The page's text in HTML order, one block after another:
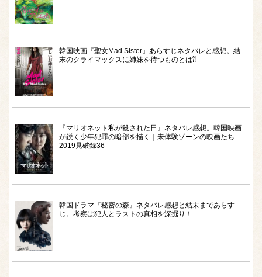
韓国映画『聖女Mad Sister』あらすじネタバレと感想。結
末のクライマックスに姉妹を待つものとは⁈
『マリオネット私が殺された日』ネタバレ感想。韓国映画
が鋭く少年犯罪の暗部を描く｜未体験ゾーンの映画たち
2019見破録36
韓国ドラマ『秘密の森』ネタバレ感想と結末まであらす
じ。考察は犯人とラストの真相を深掘り！